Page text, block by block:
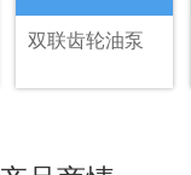
双联齿轮油泵